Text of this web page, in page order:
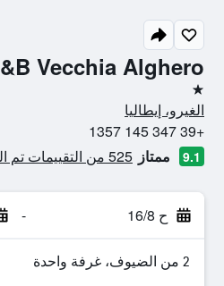
Vecchia Alghero
نجمة واحدة
الغيرو، إيطاليا
+39 347 145 1357
9.1 ممتاز 525 من التقييمات تم التحقق منها
ح 16/8 -
2 من الضيوف، غرفة واحدة